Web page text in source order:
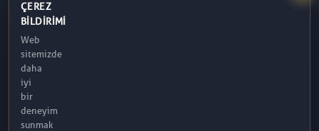
08:30 – 17:30
Atakum / Samsun
ÇEREZ
BILDIRIMI
Web
sitemizde
daha
iyi
bir
deneyim
sunmak